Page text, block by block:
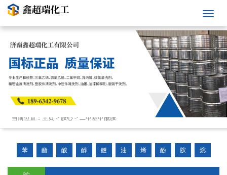
当前位置： 主页 > 胺心 > 二甲基甲酰胺
苯 酯 酸 醇 醚 油 烯 酚 胺 烷